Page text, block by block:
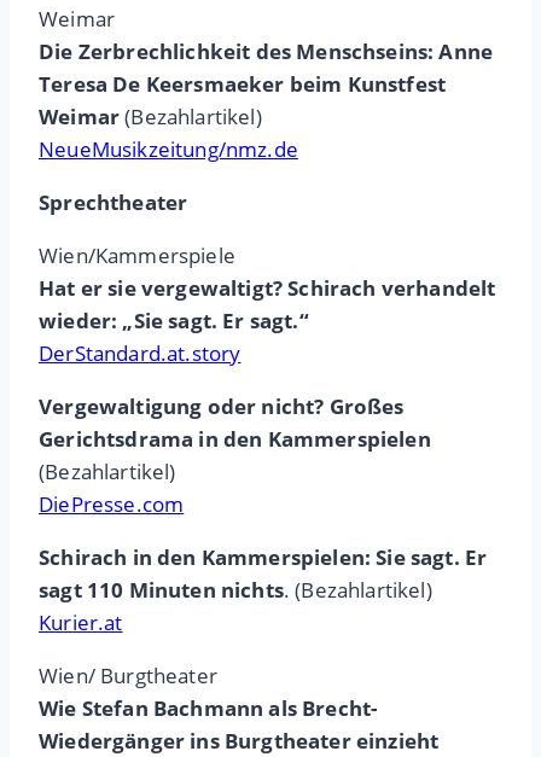
Weimar
Die Zerbrechlichkeit des Menschseins: Anne
Teresa De Keersmaeker beim Kunstfest
Weimar(Bezahlartikel)
NeueMusikzeitung/nmz.de
Sprechtheater
Wien/Kammerspiele
Hat er sie vergewaltigt? Schirach verhandelt
wieder: „Sie sagt. Er sagt.“
DerStandard.at.story
Vergewaltigung oder nicht? Großes
Gerichtsdrama in den Kammerspielen
(Bezahlartikel)
DiePresse.com
Schirach in den Kammerspielen: Sie sagt. Er
sagt 110 Minuten nichts. (Bezahlartikel)
Kurier.at
Wien/ Burgtheater
Wie Stefan Bachmann als Brecht-
Wiedergänger ins Burgtheater einzieht